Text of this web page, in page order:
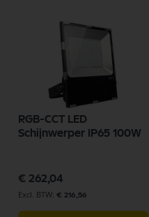
RGB-CCT LED
Schijnwerper IP65 100W
€ 262,04
€ 216,56